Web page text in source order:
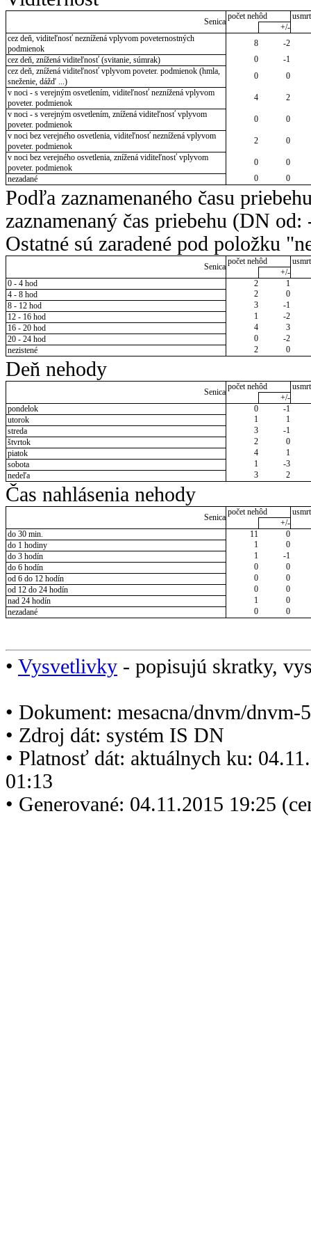
Senica
počet nehôd
+/-
cez deň, viditeľnosť neznížená vplyvom poveternostných
podmienok
8
-2
cez deň, znížená viditeľnosť (svitanie, súmrak)
0
-1
cez deň, znížená viditeľnosť vplyvom poveter. podmienok (hmla,
sneženie, dážď ...)
0
0
v noci - s verejným osvetlením, viditeľnosť neznížená vplyvom
poveter. podmienok
4
2
v noci - s verejným osvetlením, znížená viditeľnosť vplyvom
poveter. podmienok
0
0
v noci bez verejného osvetlenia, viditeľnosť neznížená vplyvom
poveter. podmienok
2
0
v noci bez verejného osvetlenia, znížená viditeľnosť vplyvom
poveter. podmienok
0
0
nezadané
0 0
Podľa zaznamenaného času
zaznamenaný čas priebehu (DN
Ostatné sú zaradené pod položku
Senica
počet nehôd
+/-
0 - 4 hod
2
1
4 - 8 hod
2
0
8 - 12 hod
3
-1
12 - 16 hod
1
-2
16 - 20 hod
4
3
20 - 24 hod
0
-2
nezistené
2 0
Deň nehody
Senica
počet nehôd
+/-
pondelok
0
-1
utorok
1
1
streda
3
-1
štvrtok
2
0
piatok
4
1
sobota
1
-3
nedeľa
3 2
Čas nahlásenia nehody
Senica
počet nehôd
+/-
do 30 min.
11
0
do 1 hodiny
1
0
do 3 hodín
1
-1
do 6 hodín
0
0
od 6 do 12 hodín
0
0
od 12 do 24 hodín
0
0
nad 24 hodín
1
0
nezadané
0 0
• Vysvetlivky - popisujú skratky,
• Dokument: mesacna/dnvm/dnvm-
• Zdroj dát: systém IS DN
• Platnosť dát: aktuálnych ku:
01:13
• Generované: 04.11.2015 19:25